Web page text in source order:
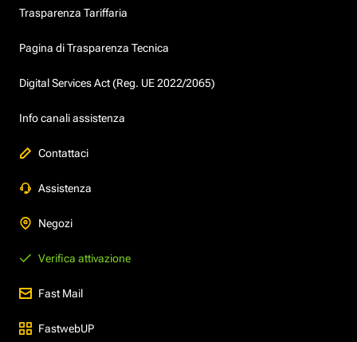
Trasparenza Tariffaria
Pagina di Trasparenza Tecnica
Digital Services Act (Reg. UE 2022/2065)
Info canali assistenza
Contattaci
Assistenza
Negozi
Verifica attivazione
Fast Mail
FastwebUP